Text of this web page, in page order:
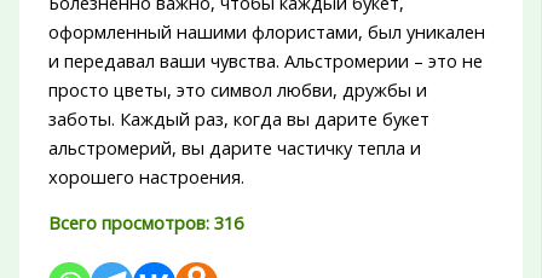
оформленный нашими флористами, был уникален
и передавал ваши чувства. Альстромерии – это не
просто цветы, это символ любви, дружбы и
заботы. Каждый раз, когда вы дарите букет
альстромерий, вы дарите частичку тепла и
хорошего настроения.
Всего просмотров: 316